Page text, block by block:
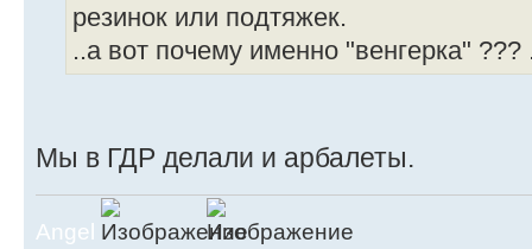
резинок или подтяжек.
..а вот почему именно "венгерка"
Мы в ГДР делали и арбалеты.
Angel